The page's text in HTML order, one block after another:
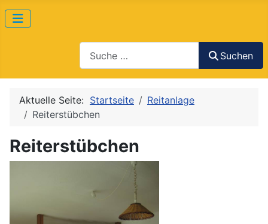
Suchen
Aktuelle Seite: Startseite
Reitanlage
Reiterstübchen
Reiterstübchen